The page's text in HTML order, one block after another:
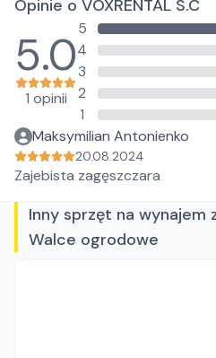
Opinie o VOXRENTAL S.C
5.0
1 opinii
5
4
3
2
1
Maksymilian Antonienko
20.08.2024
Zajebista zagęszczara
Inny sprzęt na wynajem
Walce ogrodowe